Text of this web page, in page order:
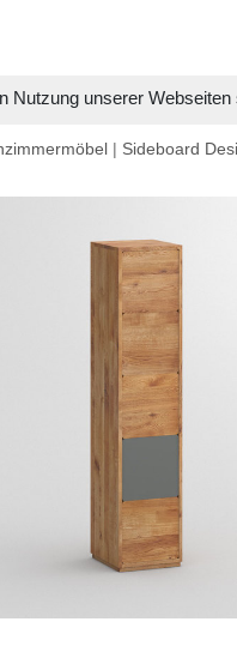
Nutzung unserer
| Sideboard